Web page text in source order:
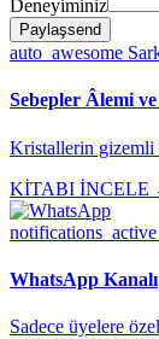
Deneyiminiz
Paylaşsend
auto_awesome
Sebepler Âlemi
Kristallerin gizemli
KİTABI İNCELE
notifications_active
WhatsApp Kanalı
Sadece üyelere